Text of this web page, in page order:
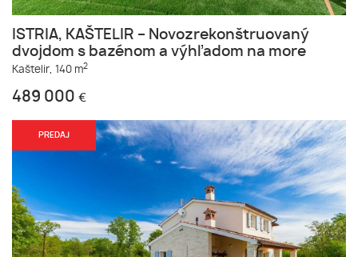
ISTRIA, KAŠTELIR – Novozrekonštruovaný
dvojdom s bazénom a výhľadom na more
Kaštelir, 140 m2
489 000 €
PREDAJ